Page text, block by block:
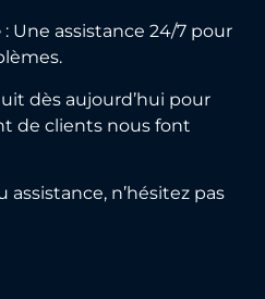
: Une assistance 24/7 pour
dès aujourd’hui pour
de clients nous font
n’hésitez pas